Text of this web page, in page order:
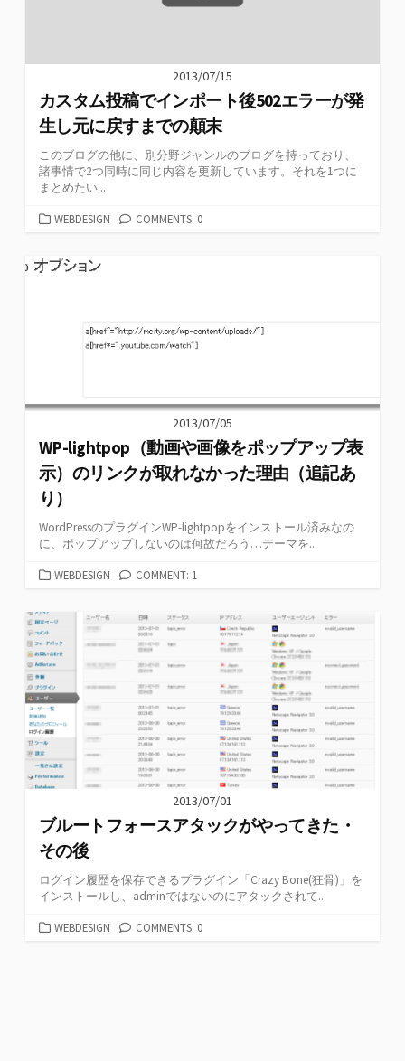
2013/07/15
カスタム投稿でインポート後502エラーが発
生し元に戻すまでの顛末
このブログの他に、別分野ジャンルのブログを持っており、
諸事情で2つ同時に同じ内容を更新しています。それを1つに
まとめたい...
カ
ゴ
リ
WEBDESIGN COMMENTS: 0
2013/07/05
WP-lightpop（動画や画像をポップアップ表
示）のリンクが取れなかった理由（追記あ
り）
WordPressのプラグインWP-lightpopをインストール済みなの
に、ポップアップしないのは何故だろう…テーマを...
カ
リ
ー
WEBDESIGN COMMENT: 1
2013/07/01
ブルートフォースアタックがやってきた・
その後
ログイン履歴を保存できるプラグイン「Crazy Bone(狂骨)」を
インストールし、adminではないのにアタックされて...
カWEBDESIGN COMMENTS: 0